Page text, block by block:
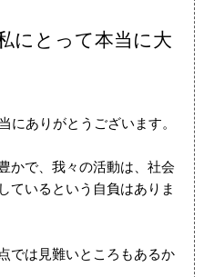
にとって本当に大
にありがとうございます。
かで、我々の活動は、社会
ているという自負はありま
では見難いところもあるか